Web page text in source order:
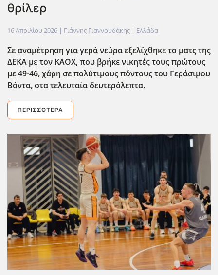
θρίλερ
16 Απριλίου 2026 | Γιάννης Γιαννουδάκης | Ελλάδα
Σε αναμέτρηση για γερά νεύρα εξελ΄ίχθηκε το ματς της
ΔΕΚΑ με τον ΚΑΟΧ, που βρήκε νικητές τους πρώτους
με 49-46, χάρη σε πολύτιμους πόντους του Γεράσιμου
Βόντα, στα τελευταία δευτερόλεπτα.
ΠΕΡΙΣΣΌΤΕΡΑ